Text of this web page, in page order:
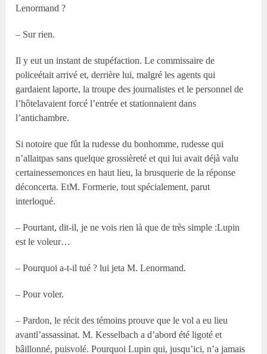
Lenormand ?
– Sur rien.
Il y eut un instant de stupéfaction. Le commissaire de
policeétait arrivé et, derrière lui, malgré les agents qui
gardaient laporte, la troupe des journalistes et le personnel de
l’hôtelavaient forcé l’entrée et stationnaient dans
l’antichambre.
Si notoire que fût la rudesse du bonhomme, rudesse qui
n’allaitpas sans quelque grossièreté et qui lui avait déjà valu
certainessemonces en haut lieu, la brusquerie de la réponse
déconcerta. EtM. Formerie, tout spécialement, parut
interloqué.
– Pourtant, dit-il, je ne vois rien là que de très simple :Lupin
est le voleur…
– Pourquoi a-t-il tué ? lui jeta M. Lenormand.
– Pour voler.
– Pardon, le récit des témoins prouve que le vol a eu lieu
avantl’assassinat. M. Kesselbach a d’abord été ligoté et
bâillonné, puisvolé. Pourquoi Lupin qui, jusqu’ici, n’a jamais